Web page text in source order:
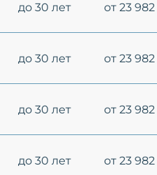
до 30 лет от 23
до 30 лет от 23
до 30 лет от 23
до 30 лет от 23